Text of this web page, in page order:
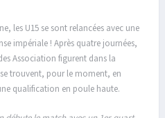
les U15 se sont relancées avec une
impériale ! Après quatre journées,
Association figurent dans la
trouvent, pour le moment, en
qualification en poule haute.